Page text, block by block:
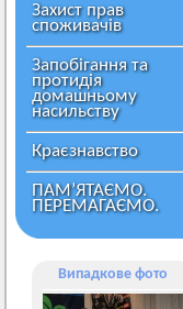
Захист прав
споживачів
Запобігання та
протидія
домашньому
насильству
Краєзнавство
ПАМ’ЯТАЄМО.
ПЕРЕМАГАЄМО.
Випадкове фото